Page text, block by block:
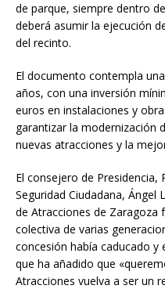
de parque, siempre dentro
deberá asumir la ejecución
del recinto.
El documento contempla
años, con una inversión
euros en instalaciones y
garantizar la modernización
nuevas atracciones y la
El consejero de Presidencia,
Seguridad Ciudadana, Ángel
de Atracciones de
colectiva de varias
concesión había caducado y
que ha añadido que
Atracciones vuelva a ser un